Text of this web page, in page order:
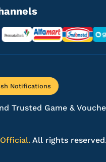
Notifications
Trusted Game &
All rights